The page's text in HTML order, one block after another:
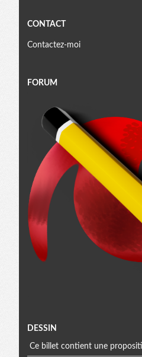
CONTACT
Contactez-moi
FORUM
Menu
DESSIN
Ce billet contient une